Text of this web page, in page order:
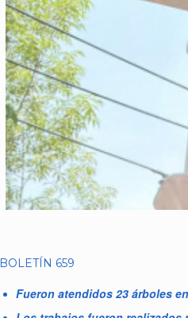
BOLETÍN 659
Fueron atendidos 23 árboles